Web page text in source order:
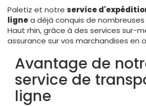
Paletiz et notre service
lignea déjà conquis de
Haut rhin, grâce à des services sur-
assurance sur vos marchandises en
Avantage de
service de
ligne